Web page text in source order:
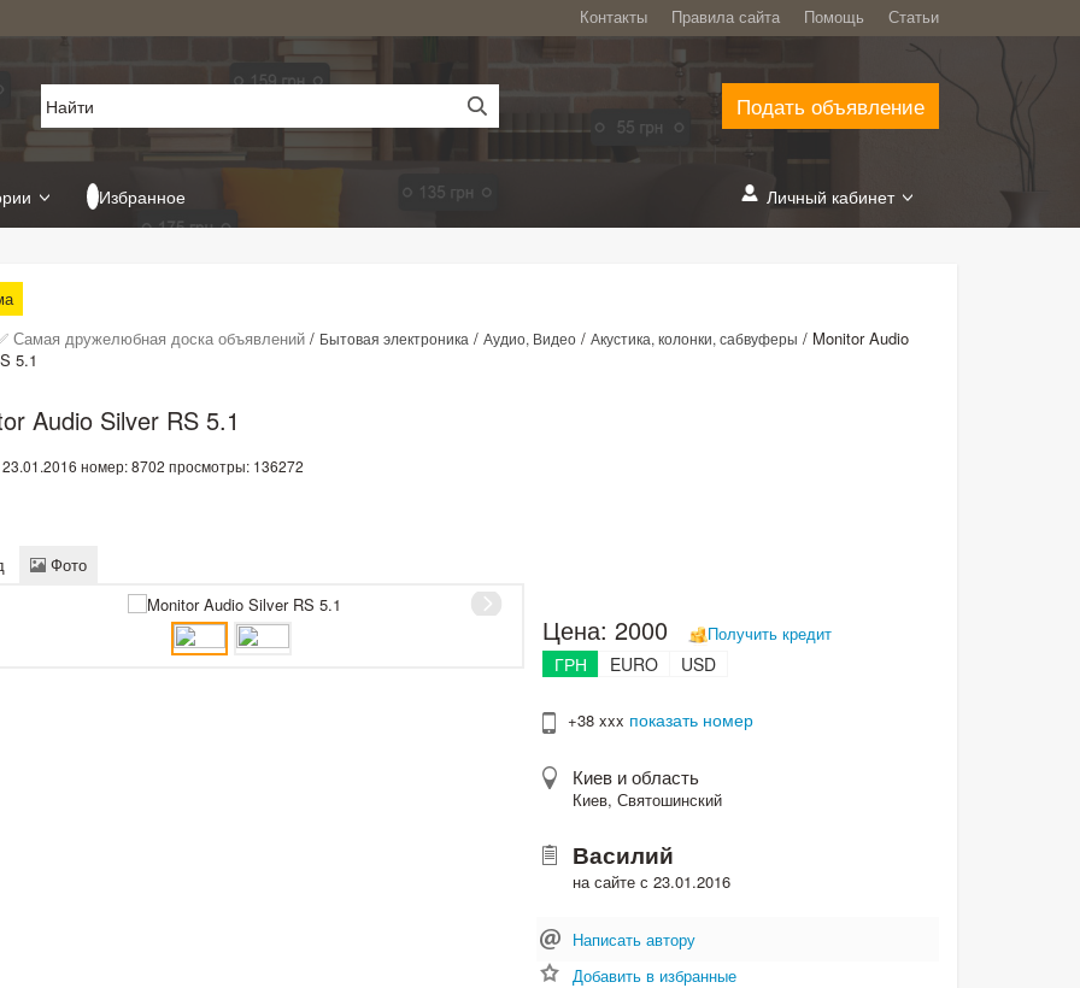
Контакты Правила сайта Помощь Статьи
Подать объявление
Избранное Личный кабинет
Самая дружелюбная доска объявлений / Бытовая электроника / Аудио, Видео / Акустика, колонки, сабвуферы / Monitor Audio
5.1
Audio Silver RS 5.1
номер: 8702 просмотры: 136272
Фото
Цена:2000 Получить кредит
ГРН EURO USD
+38 xxx показать номер
Киев и область
Киев, Святошинский
Василий
на сайте с 23.01.2016
Написать автору
Добавить в избранные